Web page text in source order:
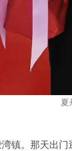
夏
镇。那天出门